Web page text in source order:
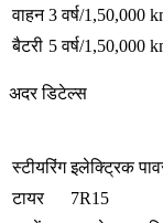
वाहन 3 वर्ष/1,50,000
बैटरी 5 वर्ष/1,50,000
अदर डिटेल्स
स्टीयरिंग इलेक्ट्रिक
टायर
7R15